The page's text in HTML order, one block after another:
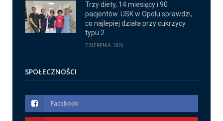
Trzy diety, 14 miesięcy i 90
pacjentów. USK w Opolu sprawdzi,
co najlepiej działa przy cukrzycy
typu 2
7 SIERPNIA 2026
SPOŁECZNOŚCI
Facebook